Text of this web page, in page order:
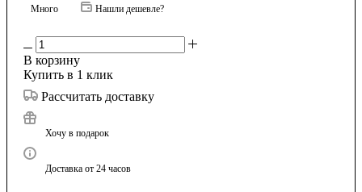
Много Нашли дешевле?
В корзину
Купить в 1 клик
Рассчитать доставку
Хочу в подарок
Доставка от 24 часов